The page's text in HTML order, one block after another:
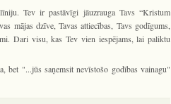
Tev ir pastāvīgi jāuzrauga Tavs “Kristum
mājas dzīve, Tavas attiecības, Tavs godīgums,
Dari visu, kas Tev vien iespējams, lai paliktu
bet "...jūs saņemsit nevīstošo godības vainagu"